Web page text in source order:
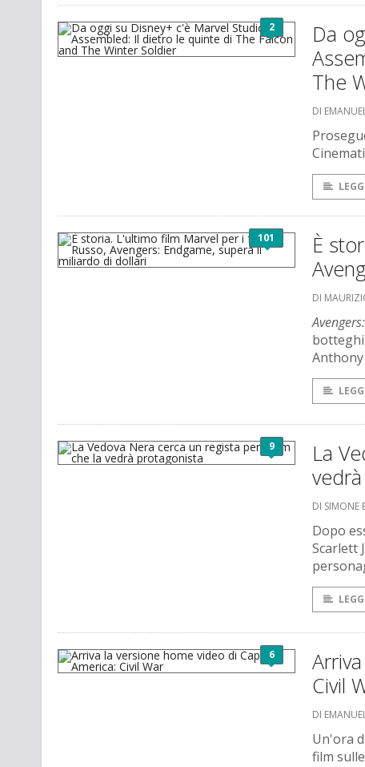
2
Da
The
DI
101
È
DI
9
La
DI SIMONE
Dopo
Scarlett
6
Civil
DI
Un'ora
film